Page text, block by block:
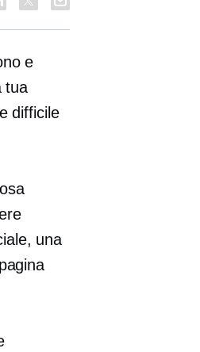
e
tua
difficile
una